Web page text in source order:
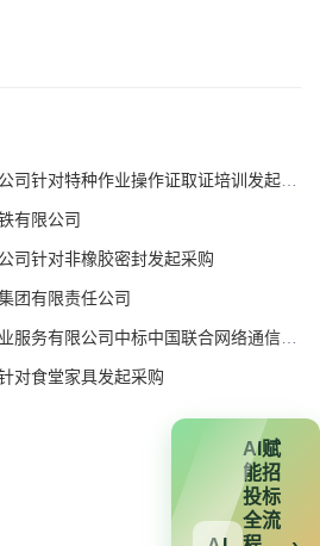
针对特种作业操作证取证培训发起采购
有限公司
司针对非橡胶密封发起采购
团有限责任公司
司中标中国联合网络通信有限公司广东省分公司项目
对食堂家具发起采购
AI赋
能招
投标
全流